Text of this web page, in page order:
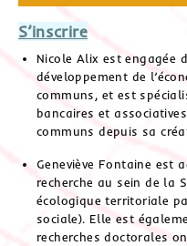
S’inscrire
Nicole Alix est engagée
développement de
communs, et est
bancaires et
communs depuis sa
Geneviève Fontaine est
recherche au sein de la
écologique territoriale
sociale). Elle est
recherches doctorales